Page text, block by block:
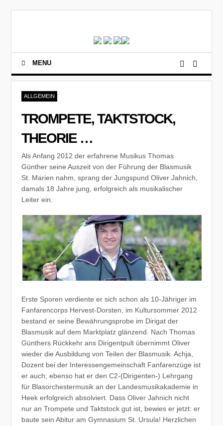
MENU
ALLGEMEIN
TROMPETE, TAKTSTOCK,
THEORIE …
Als Anfang 2012 der erfahrene Musikus Thomas
Günther seine Auszeit von der Führung der Blasmusik
St. Marien nahm, sprang der Jungspund Oliver Jahnich,
damals 18 Jahre jung, erfolgreich als musikalischer
Leiter ein.
Erste Sporen verdiente er sich schon als 10-Jähriger im
Fanfarencorps Hervest-Dorsten, im Kultursommer 2012
bestand er seine Bewährungsprobe im Dirigat der
Blasmusik auf dem Marktplatz glänzend. Nach Thomas
Günthers Rückkehr ans Dirigentpult übernimmt Oliver
wieder die Ausbildung von Teilen der Blasmusik. Achja,
Dozent bei der Interessengemeinschaft Fanfarenzüge ist
er auch; ebenso hat er den C2-(Dirigenten-) Lehrgang
für Blasorchestermusik an der Landesmusikakademie in
Heek erfolgreich absolviert. Dass Oliver Jahnich nicht
nur an Trompete und Taktstock gut ist, bewies er jetzt: er
baute sein Abitur am Gymnasium St. Ursula! Herzlichen